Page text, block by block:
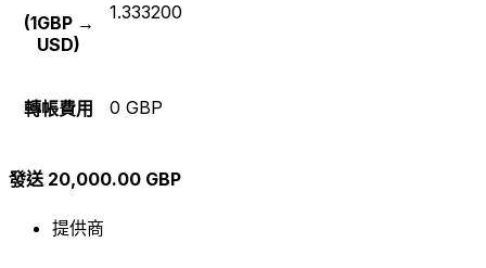
(1GBP →
USD)
1.333200
轉帳費用 0 GBP
發送 20,000.00 GBP
提供商